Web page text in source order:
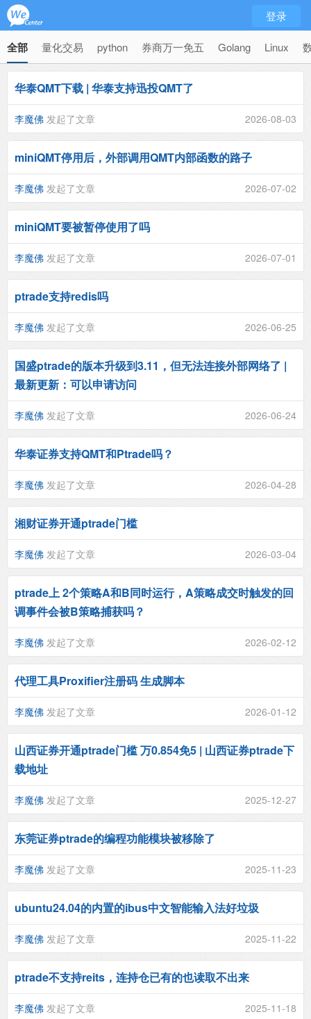
登录
全部 量化交易 python 券商万一免五 Golang Linux
华泰QMT下载 | 华泰支持迅投QMT了
李魔佛 发起了文章 2026-08-03
miniQMT停用后，外部调用QMT内部函数的路子
李魔佛 发起了文章 2026-07-02
miniQMT要被暂停使用了吗
李魔佛 发起了文章 2026-07-01
ptrade支持redis吗
李魔佛 发起了文章 2026-06-25
国盛ptrade的版本升级到3.11，但无法连接外部网络了 |
最新更新：可以申请访问
李魔佛 发起了文章 2026-06-24
华泰证券支持QMT和Ptrade吗？
李魔佛 发起了文章 2026-04-28
湘财证券开通ptrade门槛
李魔佛 发起了文章 2026-03-04
ptrade上 2个策略A和B同时运行，A策略成交时触发的回
调事件会被B策略捕获吗？
李魔佛 发起了文章 2026-02-12
代理工具Proxifier注册码 生成脚本
李魔佛 发起了文章 2026-01-12
山西证券开通ptrade门槛 万0.854免5 | 山西证券ptrade下
载地址
李魔佛 发起了文章 2025-12-27
东莞证券ptrade的编程功能模块被移除了
李魔佛 发起了文章 2025-11-23
ubuntu24.04的内置的ibus中文智能输入法好垃圾
李魔佛 发起了文章 2025-11-22
ptrade不支持reits，连持仓已有的也读取不出来
李魔佛 发起了文章 2025-11-18